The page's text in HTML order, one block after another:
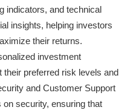
indicators, and technical
insights, helping investors
their returns.
investment
preferred risk levels and
and Customer Support
security, ensuring that